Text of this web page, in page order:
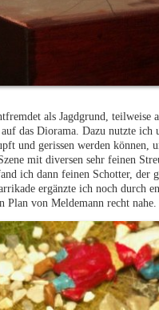
als Jagdgrund,
das Diorama. Dazu nutzte
und gerissen werden
mit diversen sehr feinen
ich dann feinen Schotter, der
ergänzte ich noch durch
Plan von Meldemann recht nahe.